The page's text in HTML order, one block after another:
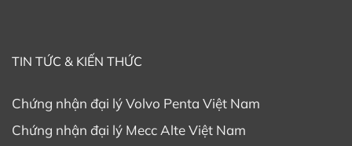
TIN TỨC & KIẾN THỨC
Chứng nhận đại lý Volvo Penta Việt Nam
Chứng nhận đại lý Mecc Alte Việt Nam